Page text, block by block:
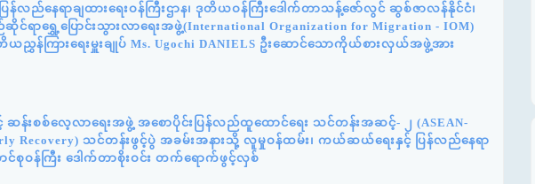
ည်နေရာချထားရေးဝန်ကြီးဌာန၊ ဒုတိယဝန်ကြီးဒေါက်တာသန့်ဇော်လွင် ဆွစ်ဇာလန်နိုင်ငံ၊
င်ရာရွှေ့ပြောင်းသွားလာရေးအဖွဲ့(International Organization for Migration - IOM)
ယညွှန်ကြားရေးမှူးချုပ် Ms. Ugochi DANIELS ဦးဆောင်သောကိုယ်စားလှယ်အဖွဲ့အား
ဆန်းစစ်လေ့လာရေးအဖွဲ့ အစောပိုင်းပြန်လည်ထူထောင်ရေး သင်တန်းအဆင့်- ၂ (ASEAN-
Recovery) သင်တန်းဖွင့်ပွဲ အခမ်းအနားသို့ လူမှုဝန်ထမ်း၊ ကယ်ဆယ်ရေးနှင့် ပြန်လည်နေရာ
ောင်စုဝန်ကြီး ဒေါက်တာစိုးဝင်း တက်ရောက်ဖွင့်လှစ်